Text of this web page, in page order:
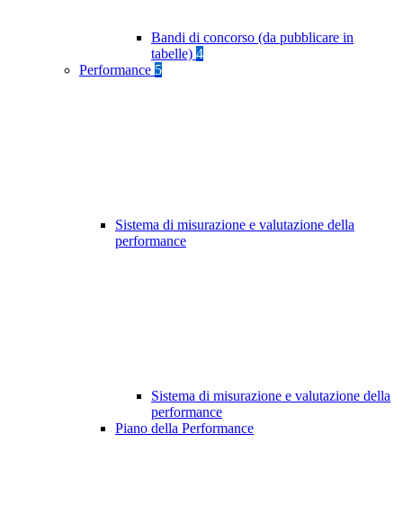
Bandi di concorso (da pubblicare in
tabelle) 4
Performance 5
Sistema di misurazione e valutazione della
performance
Sistema di misurazione e valutazione della
performance
Piano della Performance